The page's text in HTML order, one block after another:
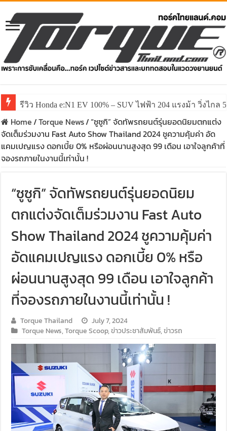
รีวิว ลองขับ All New GWM HAVAL H6 ปรับโฉมหน้าใหม่
Home/Torque News/“ซูซูกิ” จัดทัพรถยนต์รุ่นยอดนิยมตกแต่ง
จัดเต็มร่วมงาน Fast Auto Show Thailand 2024 ชูความคุ้มค่า อัด
แคมเปญแรง ดอกเบี้ย 0% หรือผ่อนนานสูงสุด 99 เดือน เอาใจลูกค้าที่
จองรถภายในงานนี้เท่านั้น !
“ซูซูกิ” จัดทัพรถยนต์รุ่นยอดนิยม
ตกแต่งจัดเต็มร่วมงาน Fast Auto
Show Thailand 2024 ชูความคุ้มค่า
อัดแคมเปญแรง ดอกเบี้ย 0% หรือ
ผ่อนนานสูงสุด 99 เดือน เอาใจลูกค้า
ที่จองรถภายในงานนี้เท่านั้น !
Torque Thailand
July 7, 2024
Torque News,Torque Scoop,ข่าวประชาสัมพันธ์,ข่าวรถ